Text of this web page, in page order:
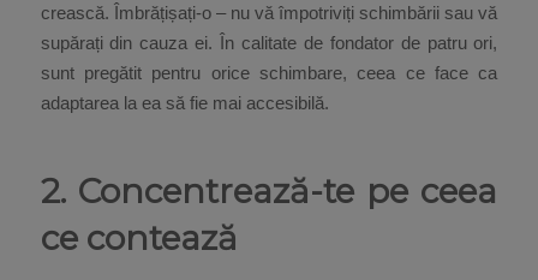
crească. Îmbrățișați-o – nu vă împotriviți schimbării sau vă
supărați din cauza ei. În calitate de fondator de patru ori,
sunt pregătit pentru orice schimbare, ceea ce face ca
adaptarea la ea să fie mai accesibilă.
2. Concentrează-te pe ceea
ce contează